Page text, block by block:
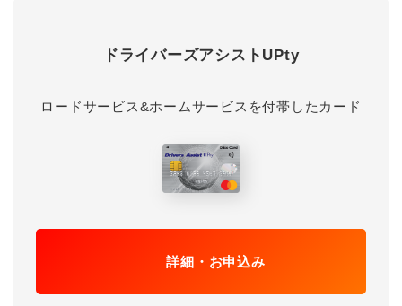
ドライバーズアシストUPty
ロードサービス&ホームサービスを付帯したカード
詳細・お申込み